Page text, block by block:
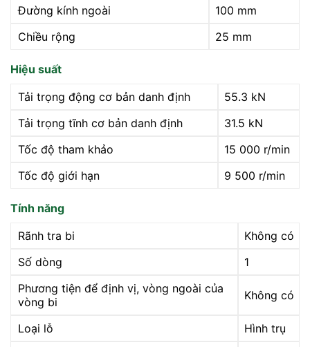
Đường kính ngoài
100 mm
Chiều rộng
25 mm
Hiệu suất
Tải trọng động cơ bản danh định
55.3 kN
Tải trọng tĩnh cơ bản danh định
31.5 kN
Tốc độ tham khảo
15 000 r/min
Tốc độ giới hạn
9 500 r/min
Tính năng
Rãnh tra bi
Không có
Số dòng
1
Phương tiện để định vị, vòng ngoài của
vòng bi
Không có
Loại lỗ
Hình trụ